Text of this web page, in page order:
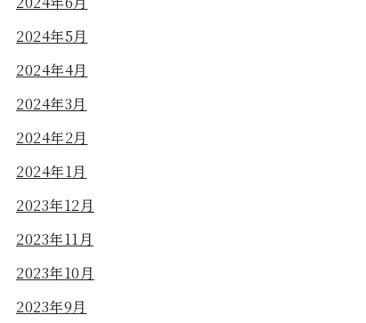
2024年5月
2024年4月
2024年3月
2024年2月
2024年1月
2023年12月
2023年11月
2023年10月
2023年9月